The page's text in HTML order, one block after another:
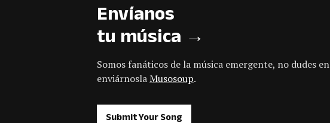
Envíanos
tu música →
Somos fanáticos de la música emergente, no dudes en
enviárnoslaMusosoup.
Submit Your Song